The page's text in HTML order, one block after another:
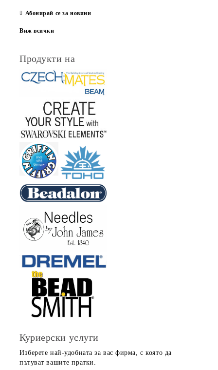
Абонирай се за новини
Виж всички
Продукти на
Куриерски услуги
Изберете най-удобната за вас фирма, с която да
пътуват вашите пратки.